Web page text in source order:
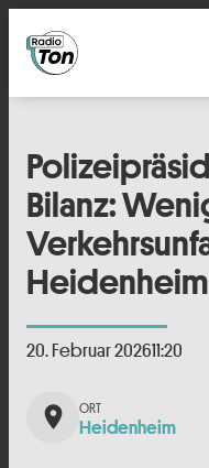
Bilanz:
Heidenheim
20. Februar 202611:20
place Heidenheim